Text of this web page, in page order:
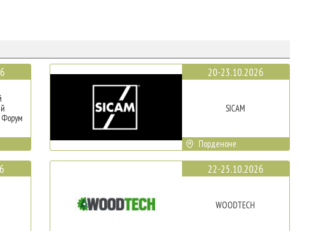
20-23.10.2026
SICAM
Порденоне
22-25.10.2026
WOODTECH